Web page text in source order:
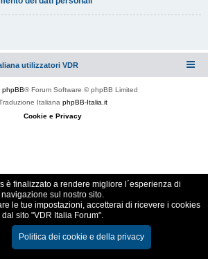
utilizzatori VDR
phpBB® Forum Software © phpBB Limited
Italiana phpBB-Italia.it
Cookie e Privacy
è finalizzato a rendere migliore l´esperienza di
navigazione sul nostro sito.
le tue impostazioni, accetterai di ricevere i cookies
dal sito "VDR Italia Forum".
Politica dei cookie e della privacy